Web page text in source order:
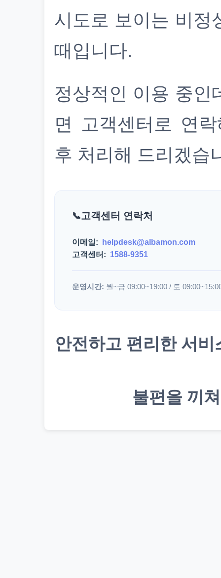
시도로 보이는 비정
때입니다.
정상적인 이용 중인
면 고객센터로 연
후 처리해 드리겠습
고객센터 연락처
이메일:
helpdesk@albamon.com
고객센터: 1588-9351
운영시간: 월~금 09:00~19:00 / 토
안전하고 편리한 서
불편을 끼